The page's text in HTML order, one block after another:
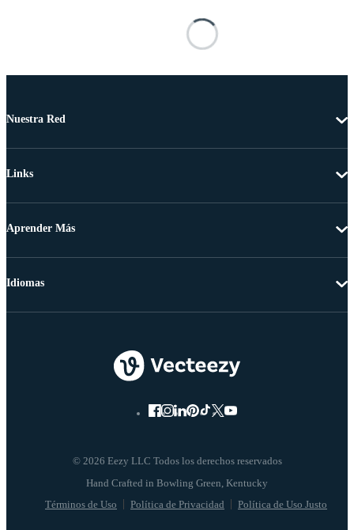
Nuestra Red
Links
Aprender Más
© 2026 Eezy LLC Todos los derechos reservados
Términos de Uso Política de Privacidad Política de Uso Justo
Idiomas